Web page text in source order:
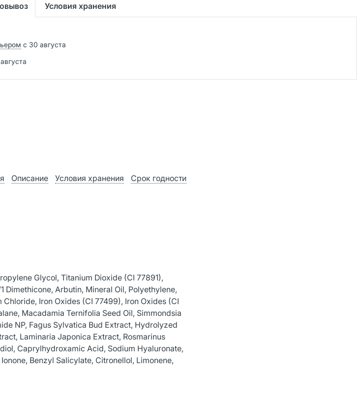
Условия хранения
с 30 августа
Описание Условия хранения Срок годности
Glycol, Titanium Dioxide (CI 77891),
Dimethicone, Arbutin, Mineral Oil, Polyethylene,
Iron Oxides (CI 77499), Iron Oxides (CI
Macadamia Ternifolia Seed Oil, Simmondsia
NP, Fagus Sylvatica Bud Extract, Hydrolyzed
Laminaria Japonica Extract, Rosmarinus
Caprylhydroxamic Acid, Sodium Hyaluronate,
Benzyl Salicylate, Citronellol, Limonene,